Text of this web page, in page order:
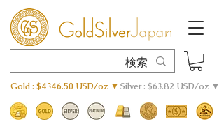
Gold : $4346.50 USD/oz ▼ Silver : $63.82 USD/oz ▼